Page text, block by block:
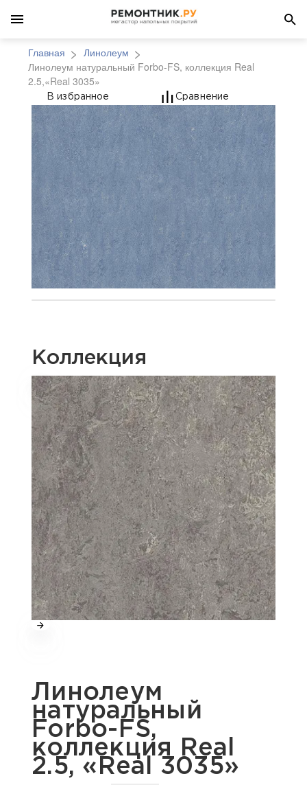
Главная
Линолеум
Линолеум натуральный Forbo-FS, коллекция Real
2.5,«Real 3035»
Линолеум
В избранное Сравнение
Коллекция
Линолеум
натуральный
Forbo-FS,
коллекция Real
2.5, «Real 3035»